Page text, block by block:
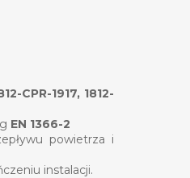
CPR-1917, 1812-
EN 1366-2
powietrza i
instalacji.